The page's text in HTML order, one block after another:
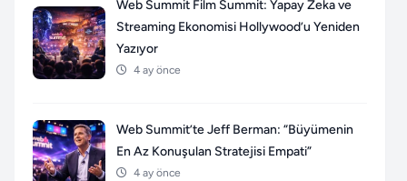
Web Summit Film Summit: Yapay Zeka ve
Streaming Ekonomisi Hollywood’u Yeniden
Yazıyor
4 ay önce
Web Summit’te Jeff Berman: “Büyümenin
En Az Konuşulan Stratejisi Empati”
4 ay önce